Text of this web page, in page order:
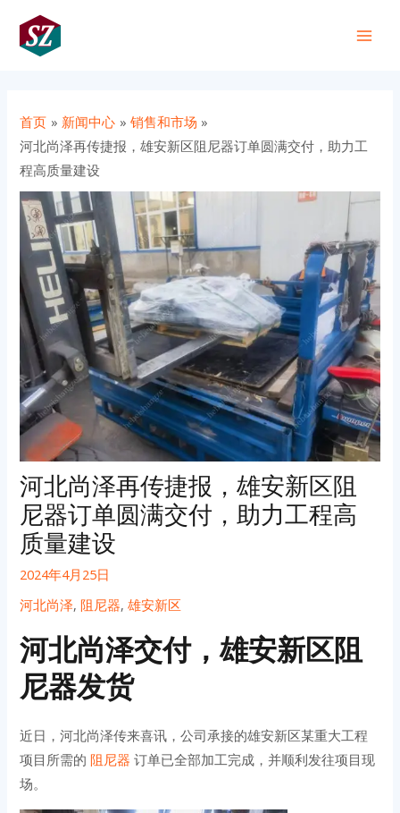
首页 新闻中心
销售和市场
河北尚泽再传捷报，雄安新区阻尼器订单圆满交付，助力工
程高质量建设
河北尚泽再传捷报，雄安新区阻
尼器订单圆满交付，助力工程高
质量建设
2024年4月25日
河北尚泽,阻尼器,雄安新区
河北尚泽交付，雄安新区阻
尼器发货
近日，河北尚泽传来喜讯，公司承接的雄安新区某重大工程
项目所需的阻尼器 订单已全部加工完成，并顺利发往项目现
场。
navigation